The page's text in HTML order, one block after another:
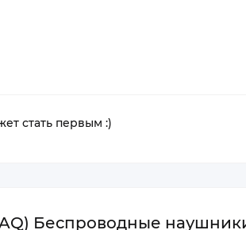
стать первым :)
Беспроводные